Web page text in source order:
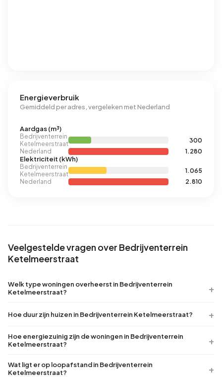
Energieverbruik
Gemiddeld per adres, vergeleken met Nederland
Aardgas (m³)
Bedrijventerrein
Ketelmeerstraat
300
Nederland
1.280
Elektriciteit (kWh)
Bedrijventerrein
Ketelmeerstraat
1.065
Nederland
2.810
Veelgestelde vragen over Bedrijventerrein
Ketelmeerstraat
Welk type woningen overheerst in Bedrijventerrein
Ketelmeerstraat?
Hoe duur zijn huizen in Bedrijventerrein Ketelmeerstraat?
Hoe energiezuinig zijn de woningen in Bedrijventerrein
Ketelmeerstraat?
Wat ligt er op loopafstand in Bedrijventerrein
Ketelmeerstraat?